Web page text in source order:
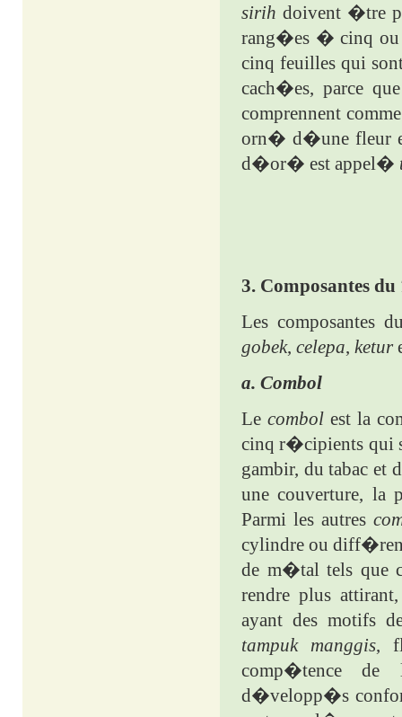
sirih doivent �tre
rang�es � cinq ou
cinq feuilles qui
cach�es, parce
comprennent
orn� d�une fleur
d�or� est appel�
3. Composantes du
Les composantes
gobek, celepa, ketur
a. Combol
Le combolest la
cinq r�cipients qui
gambir, du tabac et
une couverture, la
Parmi les autres
cylindre ou
de m�tal tels que
rendre plus
ayant des motifs
tampuk manggis,
comp�tence
d�velopp�s